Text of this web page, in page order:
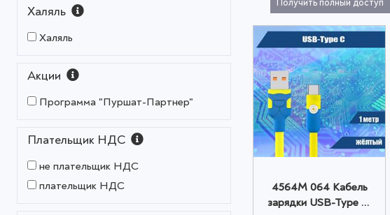
Халяль
Халяль
Акции
Программа "Пуршат-Партнер"
Плательщик НДС
не плательщик НДС
плательщик НДС
4564M 064 Кабель
зарядки USB-Type C,